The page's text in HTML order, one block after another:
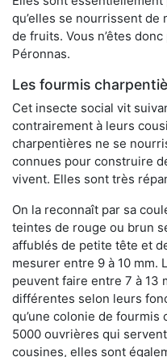
qu’elles se nourrissent
de fruits. Vous n’êtes
Péronnas.
Les fourmis
Cet insecte social vit
contrairement à leurs
charpentières ne se
connues pour construire
vivent. Elles sont très
On la reconnaît par sa
teintes de rouge ou brun
affublés de petite tête et
mesurer entre 9 à 10 mm.
peuvent faire entre 7 à 13
différentes selon leurs
qu’une colonie de
5000 ouvrières qui
cousines, elles sont